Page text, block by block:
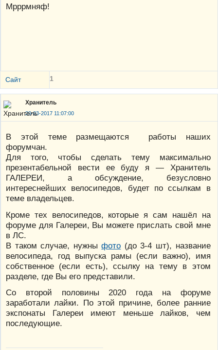
Мрррмняф!
Сайт 1
Хранитель
20-03-2017 11:07:00
В этой теме размещаются работы наших
форумчан.
Для того, чтобы сделать тему максимально
презентабельной вести ее буду я — Хранитель
ГАЛЕРЕИ, а обсуждение, безусловно
интереснейших велосипедов, будет по ссылкам в
теме владельцев.
Кроме тех велосипедов, которые я сам нашёл на
форуме для Галереи, Вы можете прислать свой мне
в ЛС.
В таком случае, нужныфото (до 3-4 шт), название
велосипеда, год выпуска рамы (если важно), имя
собственное (если есть), ссылку на тему в этом
разделе, где Вы его представили.
Со второй половины 2020 года на форуме
заработали лайки. По этой причине, более ранние
экспонаты Галереи имеют меньше лайков, чем
последующие.